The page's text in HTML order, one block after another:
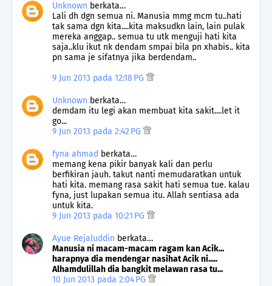
Unknown berkata…
Lali dh dgn semua ni. Manusia mmg mcm tu..hati
tak sama dgn kita....kita maksudkn lain, lain pulak
mereka anggap.. semua tu utk menguji hati kita
saja..klu ikut nk dendam smpai bila pn xhabis.. kita
pn sama je sifatnya jika berdendam..
9 Jun 2013 pada 12:18 PG
Unknown berkata…
demdam itu legi akan membuat kita sakit....let it
go...
9 Jun 2013 pada 2:42 PG
fyna ahmad berkata…
memang kena pikir banyak kali dan perlu
berfikiran jauh. takut nanti memudaratkan untuk
hati kita. memang rasa sakit hati semua tue. kalau
fyna, just lupakan semua itu. Allah sentiasa ada
untuk kita.
9 Jun 2013 pada 10:21 PG
Ayue Rejaluddin berkata…
Manusia ni macam-macam ragam kan Acik...
harapnya dia mendengar nasihat Acik ni.....
Alhamdulillah dia bangkit melawan rasa tu...
10 Jun 2013 pada 2:04 PG